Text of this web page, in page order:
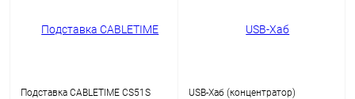
Подставка CABLETIME CS51S
USB-Хаб (концентратор)